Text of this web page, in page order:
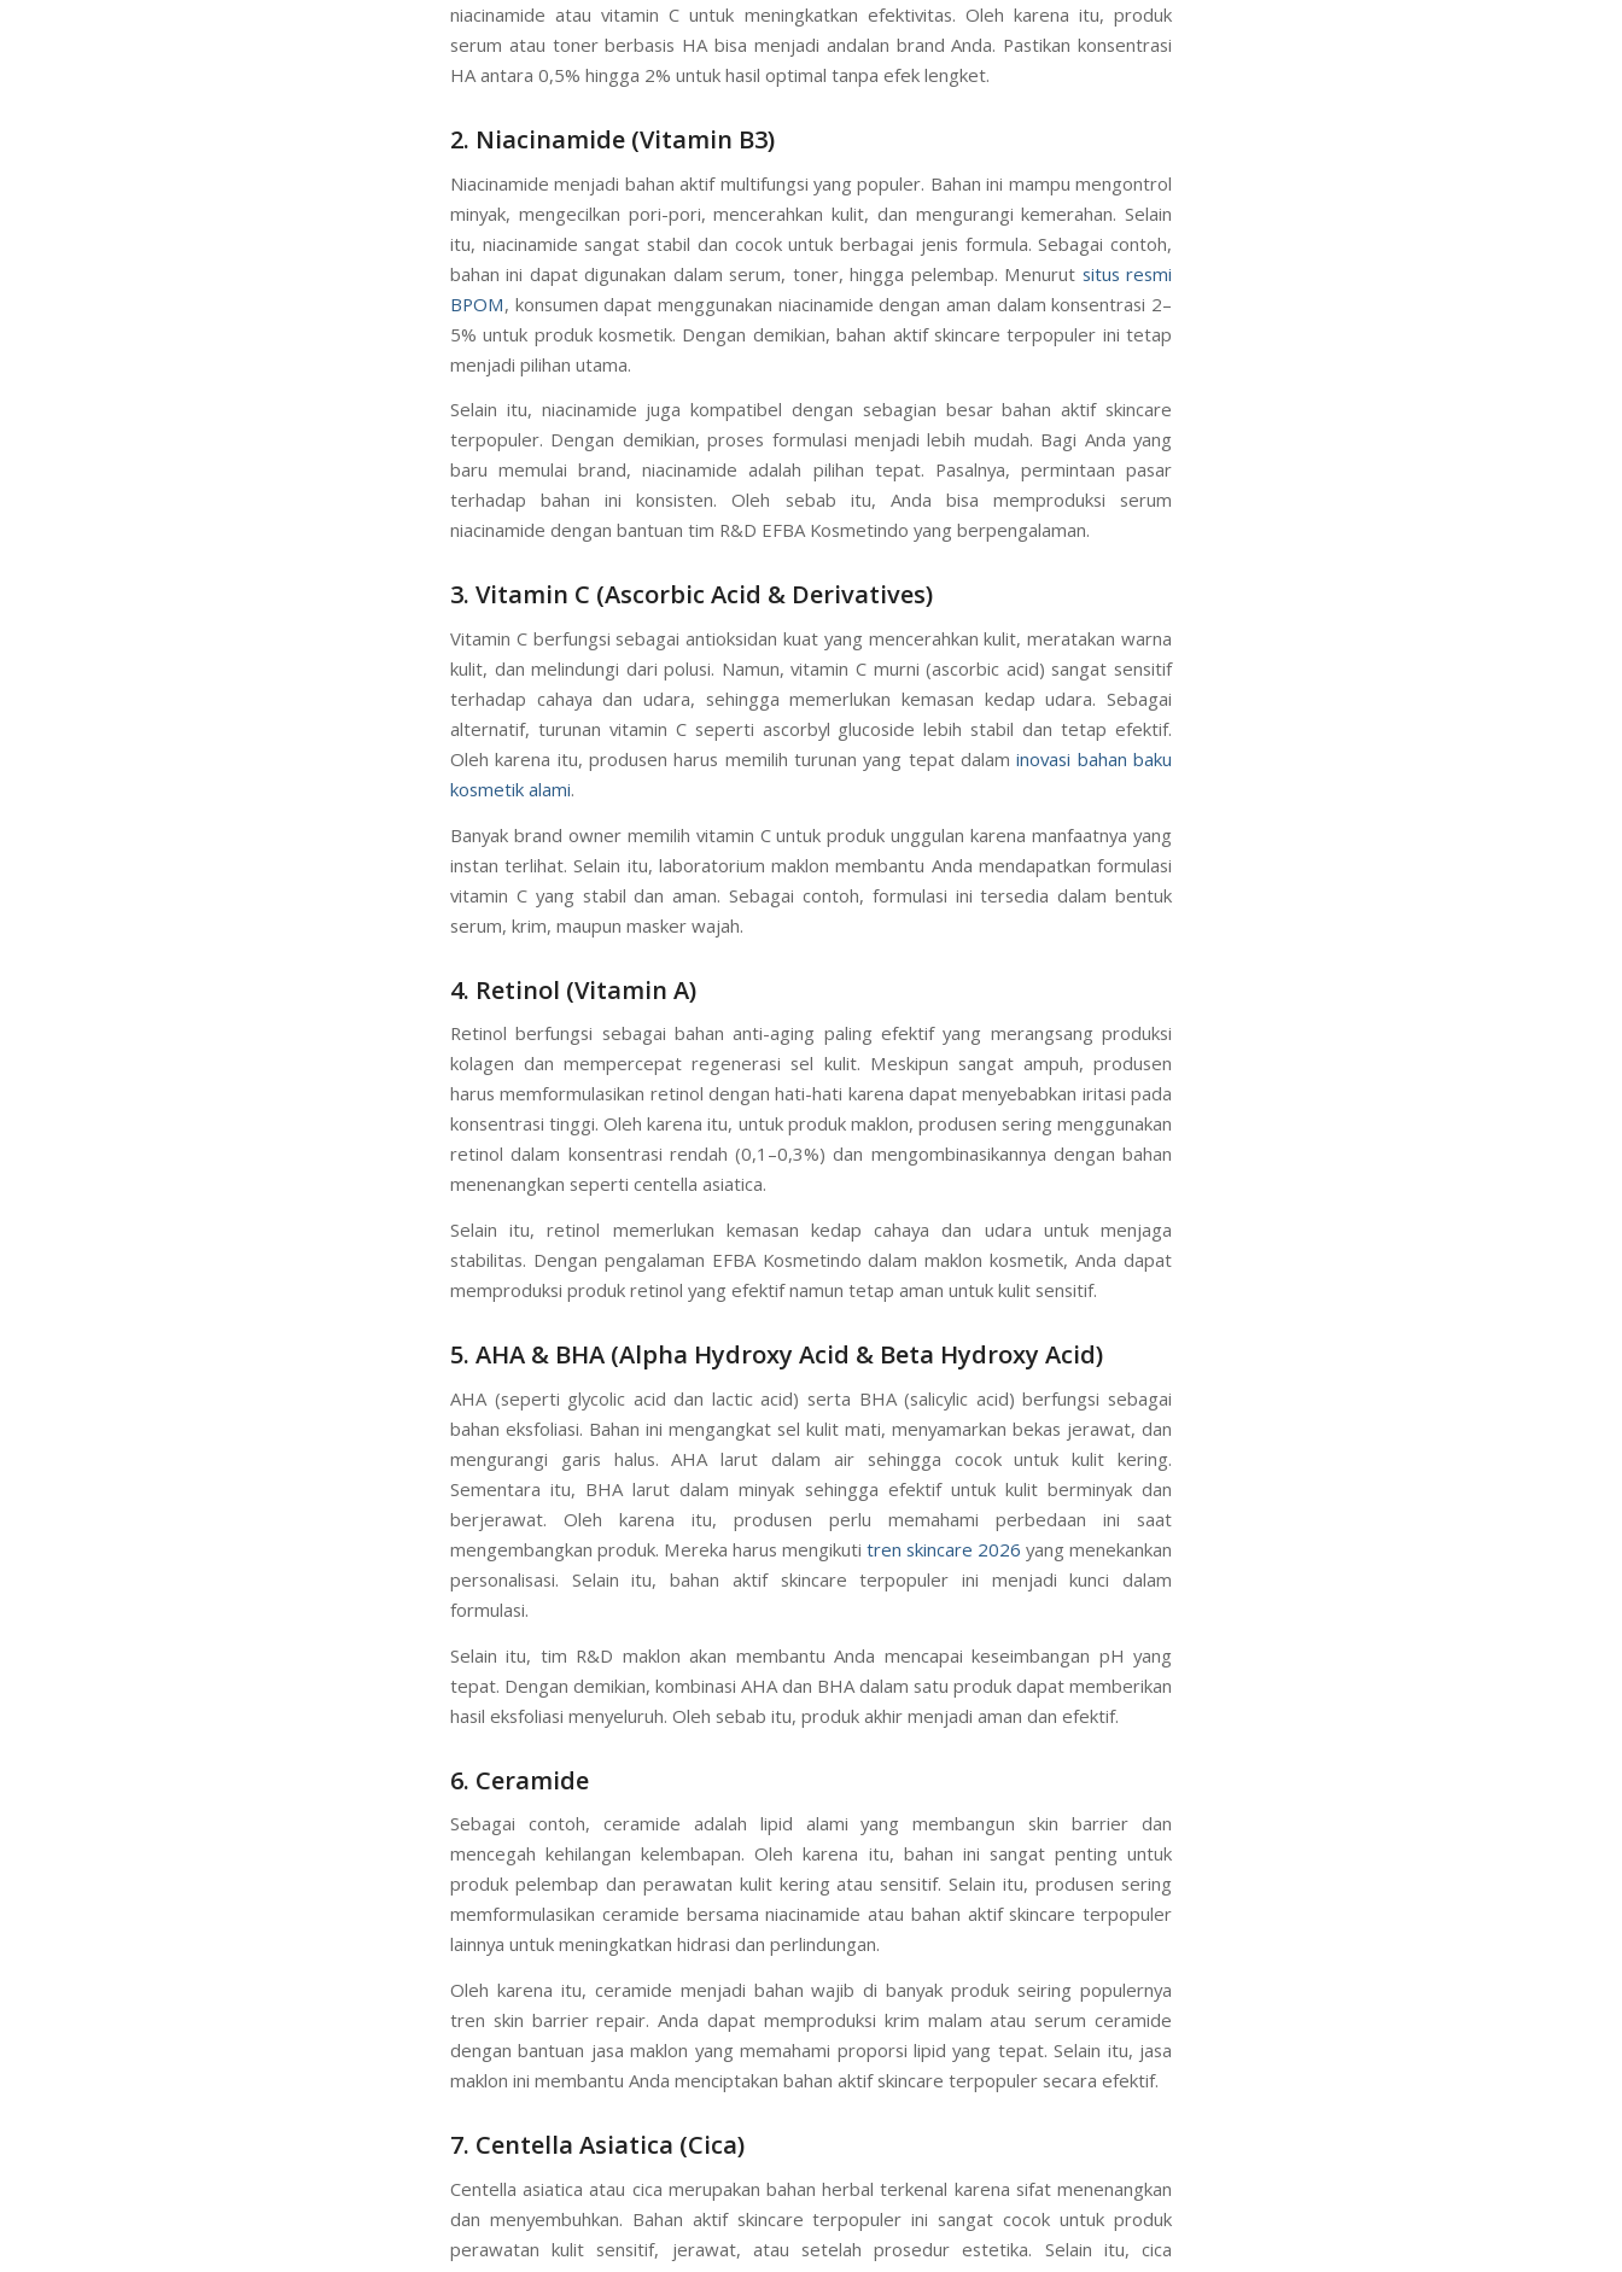
niacinamide atau vitamin C untuk meningkatkan efektivitas. Oleh karena itu, produk
serum atau toner berbasis HA bisa menjadi andalan brand Anda. Pastikan konsentrasi
HA antara 0,5% hingga 2% untuk hasil optimal tanpa efek lengket.
2. Niacinamide (Vitamin B3)
Niacinamide menjadi bahan aktif multifungsi yang populer. Bahan ini mampu mengontrol
minyak, mengecilkan pori-pori, mencerahkan kulit, dan mengurangi kemerahan. Selain
itu, niacinamide sangat stabil dan cocok untuk berbagai jenis formula. Sebagai contoh,
bahan ini dapat digunakan dalam serum, toner, hingga pelembap. Menurut situs resmi
BPOM, konsumen dapat menggunakan niacinamide dengan aman dalam konsentrasi 2–
5% untuk produk kosmetik. Dengan demikian, bahan aktif skincare terpopuler ini tetap
menjadi pilihan utama.
Selain itu, niacinamide juga kompatibel dengan sebagian besar bahan aktif skincare
terpopuler. Dengan demikian, proses formulasi menjadi lebih mudah. Bagi Anda yang
baru memulai brand, niacinamide adalah pilihan tepat. Pasalnya, permintaan pasar
terhadap bahan ini konsisten. Oleh sebab itu, Anda bisa memproduksi serum
niacinamide dengan bantuan tim R&D EFBA Kosmetindo yang berpengalaman.
3. Vitamin C (Ascorbic Acid & Derivatives)
Vitamin C berfungsi sebagai antioksidan kuat yang mencerahkan kulit, meratakan warna
kulit, dan melindungi dari polusi. Namun, vitamin C murni (ascorbic acid) sangat sensitif
terhadap cahaya dan udara, sehingga memerlukan kemasan kedap udara. Sebagai
alternatif, turunan vitamin C seperti ascorbyl glucoside lebih stabil dan tetap efektif.
Oleh karena itu, produsen harus memilih turunan yang tepat dalaminovasi bahan baku
kosmetik alami.
Banyak brand owner memilih vitamin C untuk produk unggulan karena manfaatnya yang
instan terlihat. Selain itu, laboratorium maklon membantu Anda mendapatkan formulasi
vitamin C yang stabil dan aman. Sebagai contoh, formulasi ini tersedia dalam bentuk
serum, krim, maupun masker wajah.
4. Retinol (Vitamin A)
Retinol berfungsi sebagai bahan anti-aging paling efektif yang merangsang produksi
kolagen dan mempercepat regenerasi sel kulit. Meskipun sangat ampuh, produsen
harus memformulasikan retinol dengan hati-hati karena dapat menyebabkan iritasi pada
konsentrasi tinggi. Oleh karena itu, untuk produk maklon, produsen sering menggunakan
retinol dalam konsentrasi rendah (0,1–0,3%) dan mengombinasikannya dengan bahan
menenangkan seperti centella asiatica.
Selain itu, retinol memerlukan kemasan kedap cahaya dan udara untuk menjaga
stabilitas. Dengan pengalaman EFBA Kosmetindo dalam maklon kosmetik, Anda dapat
memproduksi produk retinol yang efektif namun tetap aman untuk kulit sensitif.
5. AHA & BHA (Alpha Hydroxy Acid & Beta Hydroxy Acid)
AHA (seperti glycolic acid dan lactic acid) serta BHA (salicylic acid) berfungsi sebagai
bahan eksfoliasi. Bahan ini mengangkat sel kulit mati, menyamarkan bekas jerawat, dan
mengurangi garis halus. AHA larut dalam air sehingga cocok untuk kulit kering.
Sementara itu, BHA larut dalam minyak sehingga efektif untuk kulit berminyak dan
berjerawat. Oleh karena itu, produsen perlu memahami perbedaan ini saat
mengembangkan produk. Mereka harus mengikuti tren skincare 2026 yang menekankan
personalisasi. Selain itu, bahan aktif skincare terpopuler ini menjadi kunci dalam
formulasi.
Selain itu, tim R&D maklon akan membantu Anda mencapai keseimbangan pH yang
tepat. Dengan demikian, kombinasi AHA dan BHA dalam satu produk dapat memberikan
hasil eksfoliasi menyeluruh. Oleh sebab itu, produk akhir menjadi aman dan efektif.
6. Ceramide
Sebagai contoh, ceramide adalah lipid alami yang membangun skin barrier dan
mencegah kehilangan kelembapan. Oleh karena itu, bahan ini sangat penting untuk
produk pelembap dan perawatan kulit kering atau sensitif. Selain itu, produsen sering
memformulasikan ceramide bersama niacinamide atau bahan aktif skincare terpopuler
lainnya untuk meningkatkan hidrasi dan perlindungan.
Oleh karena itu, ceramide menjadi bahan wajib di banyak produk seiring populernya
tren skin barrier repair. Anda dapat memproduksi krim malam atau serum ceramide
dengan bantuan jasa maklon yang memahami proporsi lipid yang tepat. Selain itu, jasa
maklon ini membantu Anda menciptakan bahan aktif skincare terpopuler secara efektif.
7. Centella Asiatica (Cica)
Centella asiatica atau cica merupakan bahan herbal terkenal karena sifat menenangkan
dan menyembuhkan. Bahan aktif skincare terpopuler ini sangat cocok untuk produk
perawatan kulit sensitif, jerawat, atau setelah prosedur estetika. Selain itu, cica